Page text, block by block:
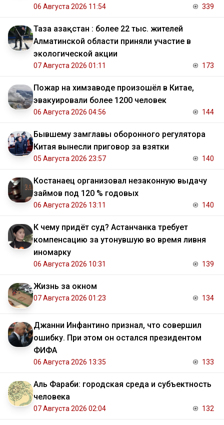
06 Августа 2026 11:54 339
Таза Қазақстан : более 22 тыс. жителей
Алматинской области приняли участие в
экологической акции
07 Августа 2026 01:11 173
Пожар на химзаводе произошёл в Китае,
эвакуировали более 1200 человек
06 Августа 2026 04:56 144
Бывшему замглавы оборонного регулятора
Китая вынесли приговор за взятки
05 Августа 2026 23:57 140
Костанаец организовал незаконную выдачу
займов под 120 % годовых
06 Августа 2026 13:11 140
К чему придёт суд? Астанчанка требует
компенсацию за утонувшую во время ливня
иномарку
06 Августа 2026 10:31 139
Жизнь за окном
07 Августа 2026 01:23 134
Джанни Инфантино признал, что совершил
ошибку. При этом он остался президентом
ФИФА
06 Августа 2026 13:35 133
Аль Фараби: городская среда и субъектность
человека
07 Августа 2026 02:04 132